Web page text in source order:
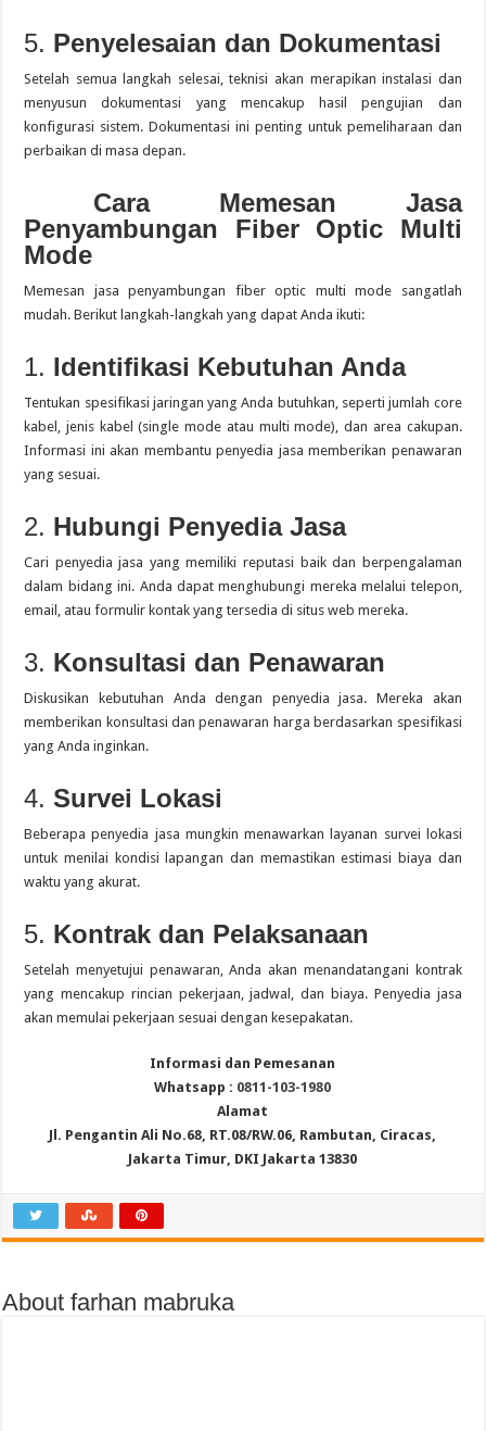
5. Penyelesaian dan Dokumentasi
Setelah semua langkah selesai, teknisi akan merapikan instalasi dan
menyusun dokumentasi yang mencakup hasil pengujian dan
konfigurasi sistem. Dokumentasi ini penting untuk pemeliharaan dan
perbaikan di masa depan.
Cara Memesan Jasa
Penyambungan Fiber Optic Multi
Mode
Memesan jasa penyambungan fiber optic multi mode sangatlah
mudah. Berikut langkah-langkah yang dapat Anda ikuti:
1. Identifikasi Kebutuhan Anda
Tentukan spesifikasi jaringan yang Anda butuhkan, seperti jumlah core
kabel, jenis kabel (single mode atau multi mode), dan area cakupan.
Informasi ini akan membantu penyedia jasa memberikan penawaran
yang sesuai.
2. Hubungi Penyedia Jasa
Cari penyedia jasa yang memiliki reputasi baik dan berpengalaman
dalam bidang ini. Anda dapat menghubungi mereka melalui telepon,
email, atau formulir kontak yang tersedia di situs web mereka.
3. Konsultasi dan Penawaran
Diskusikan kebutuhan Anda dengan penyedia jasa.
Mereka akan
memberikan konsultasi dan penawaran harga berdasarkan spesifikasi
yang Anda inginkan.
4.Survei Lokasi
Beberapa penyedia jasa mungkin menawarkan layanan survei lokasi
untuk menilai kondisi lapangan dan memastikan estimasi biaya dan
waktu yang akurat.
5. Kontrak dan Pelaksanaan
Setelah menyetujui penawaran, Anda akan menandatangani kontrak
yang mencakup rincian pekerjaan, jadwal, dan biaya. Penyedia jasa
akan memulai pekerjaan sesuai dengan kesepakatan.
Informasi dan Pemesanan
Whatsapp : 0811-103-1980
Alamat
Jl. Pengantin Ali No.68, RT.08/RW.06, Rambutan, Ciracas,
Jakarta Timur, DKI Jakarta 13830
About farhan mabruka